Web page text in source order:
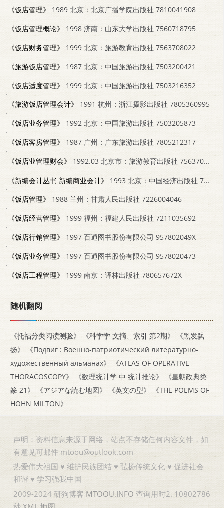
《饭店管理》
1989 北京：北京广播学院出版社 7810041908
《饭店管理概论》
1998 济南：山东大学出版社 7560718795
《饭店财务管理》
1999 北京：旅游教育出版社 7563708022
《旅游饭店管理》
1987 北京：中国旅游出版社 7503200421
《饭店适度管理》
1999 北京：中国旅游出版社 7503216352
《旅游饭店管理会计》
1991 杭州：浙江摄影出版社 7805360995
《饭店业务管理》
1992 北京：中国旅游出版社 7503205873
《饭店客房管理》
1987 广州：广东旅游出版社 7805212317
《饭店业管理财会》
1992.03 北京市：旅游教育出版社 7563703942
《新编会计丛书 新编商业会计》
1993 北京：中国经济出版社 7500723176
《饭店管理》
1988 兰州：甘肃人民出版社 7226004046
《饭店经营管理》
1999 福州：福建人民出版社 7211035692
《饭店行销管理》
1997 百通图书股份有限公司 957802049X
《饭店业务管理》
1997 百通图书股份有限公司 9578020473
《饭店工程管理》
1999 南京：译林出版社 780657672X
随机翻阅
《托福分类阅读测验》 《科学学 文摘、索引 第2期》
《黑发飘
扬》
《Подвиг : Военно-патриотический литературно-
художественный альманах》
《ATLAS OF OPERATIVE
THORACOSCOPY》
《数理统计学 中 统计推论》
《皇朝政典类
篆 21》
《アジアな読む地図》 《英文の型》
《THE POEMS OF
HOHN MILTON》
声明：资料信息来源于网络，站点不存储任何内容文件，如
有意见可邮件 mtoou@outlook.com
热爱伟大祖国 ♥ 维护民族团结 ♥ 弘扬传统文化 ♥ 促进社会
和谐 ♥ 学习强我中国
2009-2024 研狗博客 MTOOU.INFO 查询用时2. 10802786